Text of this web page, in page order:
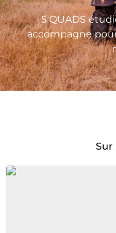
5 QUADS
accompagne
Sur